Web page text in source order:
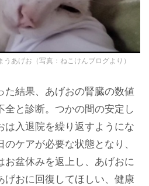
あげお（写真：ねこけんブログより）
結果、あげおの腎臓の数値
と診断。つかの間の安定し
は入退院を繰り返すようにな
ケアが必要な状態となり、
盆休みを返上し、あげおに
げおに回復してほしい、健康